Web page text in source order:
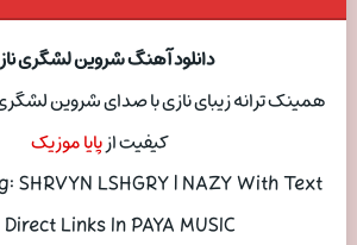
دانلود آهنگ شروین لشگری
همینک ترانه زیبای نازی با صدای شروین
کیفیت ازپایا موزیک
SHRVYN LSHGRY | NAZY With Text
Links In PAYA MUSIC